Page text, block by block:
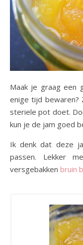
Maak je graag een
enige tijd bewaren?
steriele pot doet.
kun je de jam goed
Ik denk dat deze
passen. Lekker
versgebakken bruin